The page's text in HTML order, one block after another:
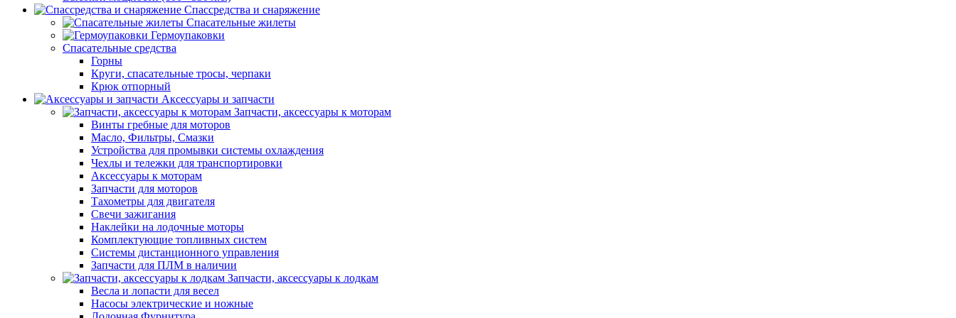
Спассредства и снаряжение
Спасательные жилеты
Гермоупаковки
Спасательные средства
Горны
Круги, спасательные тросы, черпаки
Крюк отпорный
Аксессуары и запчасти
Запчасти, аксессуары к моторам
Винты гребные для моторов
Масло, Фильтры, Смазки
Устройства для промывки системы охлаждения
Чехлы и тележки для транспортировки
Аксессуары к моторам
Запчасти для моторов
Тахометры для двигателя
Свечи зажигания
Наклейки на лодочные моторы
Комплектующие топливных систем
Системы дистанционного управления
Запчасти для ПЛМ в наличии
Запчасти, аксессуары к лодкам
Весла и лопасти для весел
Насосы электрические и ножные